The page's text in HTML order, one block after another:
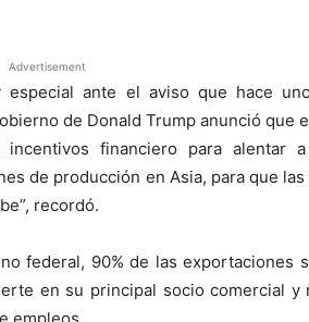
Advertisement
especial ante el aviso que hace
de Donald Trump anunció que
financiero para alentar
de producción en Asia, para que
recordó.
federal, 90% de las exportaciones
en su principal socio comercial y
empleos.